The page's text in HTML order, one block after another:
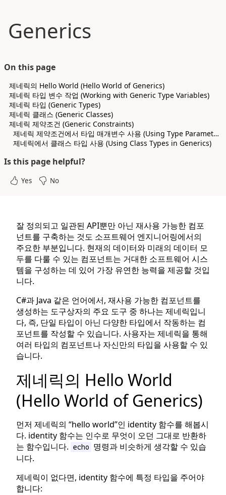
Generics
잘 정의되고 일관된 API뿐만 아닌 재사용 가능한 컴포
넌트를 구축하는 것도 소프트웨어 엔지니어링에서의
주요한 부분입니다. 현재의 데이터와 미래의 데이터 모
두를 다룰 수 있는 컴포넌트는 거대한 소프트웨어 시스
템을 구성하는 데 있어 가장 유연한 능력을 제공할 것입
니다.
C#과 Java 같은 언어에서, 재사용 가능한 컴포넌트를
생성하는 도구상자의 주요 도구 중 하나는 제네릭입니
다, 즉, 단일 타입이 아닌 다양한 타입에서 작동하는 컴
포넌트를 작성할 수 있습니다. 사용자는 제네릭을 통해
여러 타입의 컴포넌트나 자신만의 타입을 사용할 수 있
습니다.
제네릭의 Hello World
(Hello World of Generics)
먼저 제네릭의 “hello world”인 identity 함수를 해봅시
다. identity 함수는 인수로 무엇이 오던 그대로 반환하
는 함수입니다.
echo
명령과 비슷하게 생각할 수 있습
니다.
제네릭이 없다면, identity 함수에 특정 타입을 주어야
합니다:
On this page
제네릭의 Hello World (Hello World of Generics)
제네릭 타입 변수 작업 (Working with Generic Type Variables)
제네릭 타입 (Generic Types)
제네릭 클래스 (Generic Classes)
제네릭 제약조건 (Generic Constraints)
제네릭 제약조건에서 타입 매개변수 사용 (Using Type Parameters in Generic Constraints)
제네릭에서 클래스 타입 사용 (Using Class Types in Generics)
Is this page helpful?
Yes No